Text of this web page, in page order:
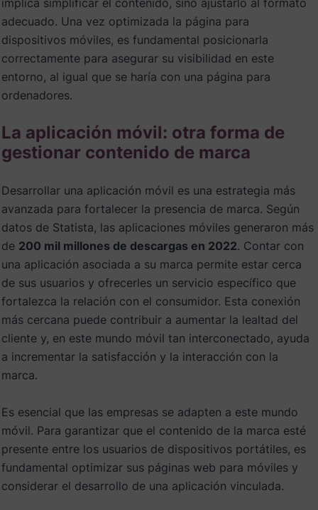
implica simplificar el contenido, sino ajustarlo al formato
adecuado. Una vez optimizada la página para
dispositivos móviles, es fundamental posicionarla
correctamente para asegurar su visibilidad en este
entorno, al igual que se haría con una página para
ordenadores.
La aplicación móvil: otra forma de
gestionar contenido de marca
Desarrollar una aplicación móvil es una estrategia más
avanzada para fortalecer la presencia de marca. Según
datos de Statista, las aplicaciones móviles generaron más
de 200 mil millones de descargas en 2022. Contar con
una aplicación asociada a su marca permite estar cerca
de sus usuarios y ofrecerles un servicio específico que
fortalezca la relación con el consumidor. Esta conexión
más cercana puede contribuir a aumentar la lealtad del
cliente y, en este mundo móvil tan interconectado, ayuda
a incrementar la satisfacción y la interacción con la
marca.
Es esencial que las empresas se adapten a este mundo
móvil. Para garantizar que el contenido de la marca esté
presente entre los usuarios de dispositivos portátiles, es
fundamental optimizar sus páginas web para móviles y
considerar el desarrollo de una aplicación vinculada.